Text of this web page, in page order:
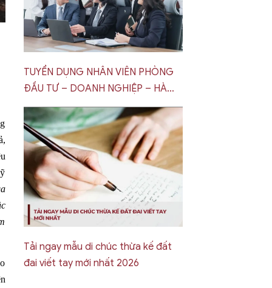
TUYỂN DỤNG NHÂN VIÊN PHÒNG
ĐẦU TƯ – DOANH NGHIỆP – HÀ
NỘI
Tải ngay mẫu di chúc thừa kế đất
đai viết tay mới nhất 2026